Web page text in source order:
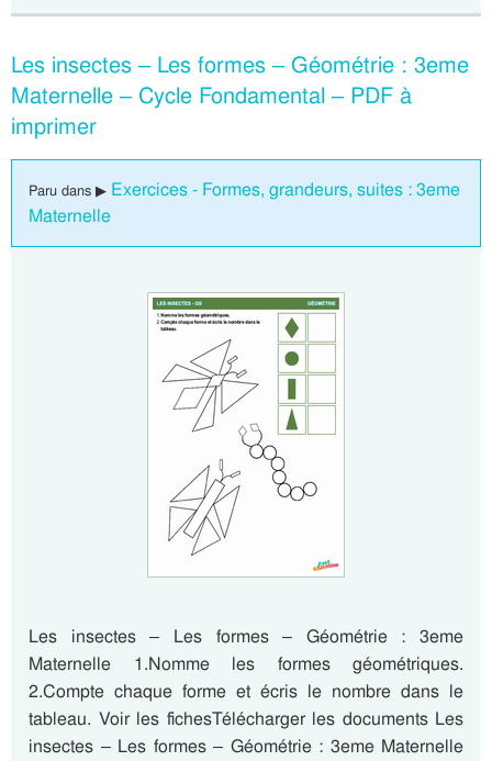
Les insectes – Les formes – Géométrie : 3eme
Maternelle – Cycle Fondamental – PDF à
imprimer
Paru dans ▶ Exercices - Formes, grandeurs, suites : 3eme
Maternelle
Les insectes – Les formes – Géométrie : 3eme
Maternelle 1.Nomme les formes géométriques.
2.Compte chaque forme et écris le nombre dans le
tableau. Voir les fichesTélécharger les documents Les
insectes – Les formes – Géométrie : 3eme Maternelle